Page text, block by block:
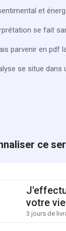
et
se fait
parvenir en pdf
se situe dans
ce
votre
3 jours de